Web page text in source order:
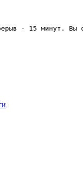
- 15 минут. Вы